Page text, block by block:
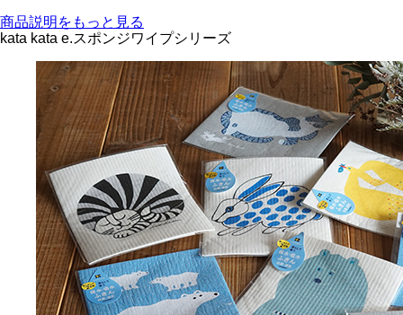
商品説明をもっと見る
kata kata e.スポンジワイプシリーズ